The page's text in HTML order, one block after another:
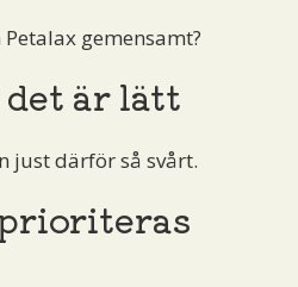
gemensamt?
är lätt
just därför så svårt.